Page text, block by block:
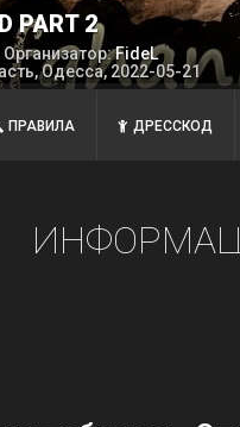
PART 2
Организатор:FidеL
Одесса, 2022-05-21
ПРАВИЛА ДРЕССКОД